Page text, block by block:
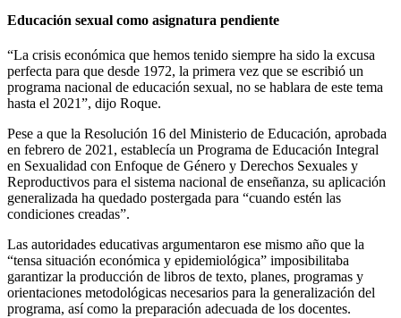
Educación sexual como asignatura pendiente
“La crisis económica que hemos tenido siempre ha sido la excusa
perfecta para que desde 1972, la primera vez que se escribió un
programa nacional de educación sexual, no se hablara de este tema
hasta el 2021”, dijo Roque.
Pese a que la Resolución 16 del Ministerio de Educación, aprobada
en febrero de 2021, establecía un Programa de Educación Integral
en Sexualidad con Enfoque de Género y Derechos Sexuales y
Reproductivos para el sistema nacional de enseñanza, su aplicación
generalizada ha quedado postergada para “cuando estén las
condiciones creadas”.
Las autoridades educativas argumentaron ese mismo año que la
“tensa situación económica y epidemiológica” imposibilitaba
garantizar la producción de libros de texto, planes, programas y
orientaciones metodológicas necesarios para la generalización del
programa, así como la preparación adecuada de los docentes.